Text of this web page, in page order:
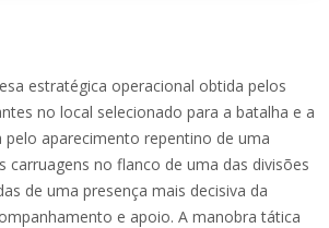
estratégica operacional obtida pelos
no local selecionado para a batalha e a
pelo aparecimento repentino de uma
carruagens no flanco de uma das divisões
de uma presença mais decisiva da
e apoio. A manobra tática